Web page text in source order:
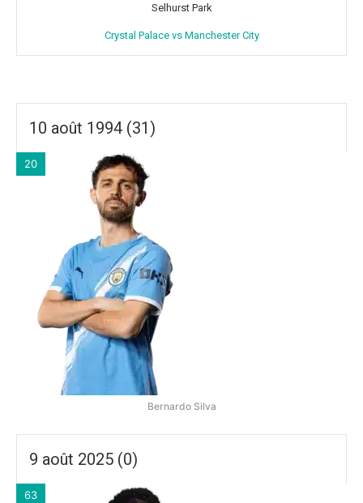
Selhurst Park
Crystal Palace vs Manchester City
10 août 1994 (31)
20
Bernardo Silva
9 août 2025 (0)
63